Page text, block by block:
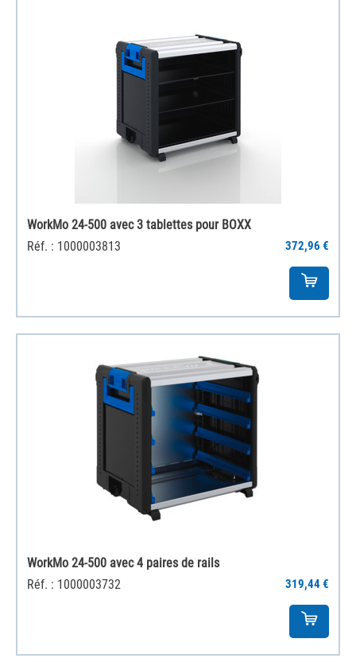
WorkMo 24-500 avec 3 tablettes pour BOXX
Réf. : 1000003813
372,96 €
WorkMo 24-500 avec 4 paires de rails
Réf. : 1000003732
319,44 €